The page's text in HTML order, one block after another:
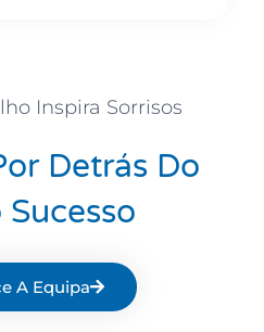
Inspira Sorrisos
Detrás Do
Sucesso
A Equipa